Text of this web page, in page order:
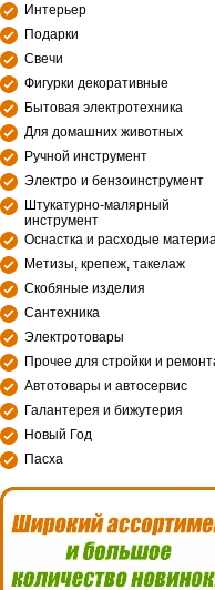
Интерьер
Подарки
Свечи
Фигурки декоративные
Бытовая электротехника
Для домашних животных
Ручной инструмент
Электро и бензоинструмент
Штукатурно-малярный
инструмент
Оснастка и расходые
Метизы, крепеж, такелаж
Скобяные изделия
Сантехника
Электротовары
Прочее для стройки и
Автотовары и автосервис
Галантерея и бижутерия
Новый Год
Пасха